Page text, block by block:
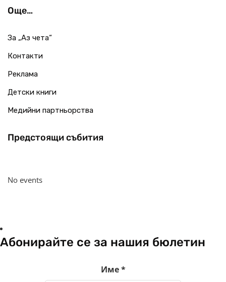
Още…
За „Аз чета“
Контакти
Реклама
Детски книги
Медийни партньорства
Предстоящи събития
No events
Абонирайте се за нашия бюлетин
Име*